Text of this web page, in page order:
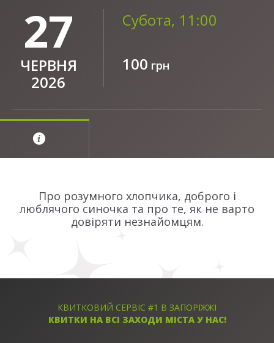
27
ЧЕРВНЯ
2026
Субота, 11:00
100 грн
Про розумного хлопчика, доброго і
люблячого синочка та про те, як не варто
довіряти незнайомцям.
КВИТКОВИЙ СЕРВІС #1 В ЗАПОРІЖЖІ
КВИТКИ НА ВСІ ЗАХОДИ МІСТА У НАС!